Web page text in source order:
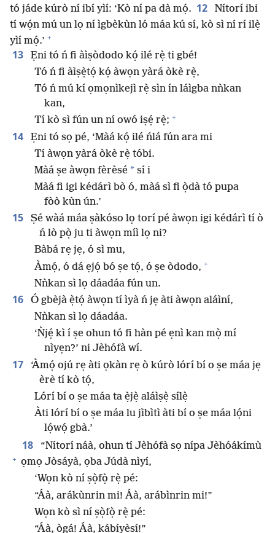
tó jáde kúrò ní ibí yìí: ‘Kò ní pa dà mọ́. 12
Nítorí ibi
tí wọ́n mú un lọ ní ìgbèkùn ló máa kú sí, kò sì ní rí ilẹ̀
yìí mọ́.’ +
13
Ẹni tó ń fi àìṣòdodo kọ́ ilé rẹ̀ ti gbé!
Tó ń fi àìṣẹ̀tọ́ kọ́ àwọn yàrá òkè rẹ̀,
Tó ń mú kí ọmọnìkejì rẹ̀ sìn ín láìgba nǹkan
kan,
Tí kò sì fún un ní owó iṣẹ́ rẹ̀; +
14
Ẹni tó sọ pé, ‘Màá kọ́ ilé ńlá fún ara mi
Tí àwọn yàrá òkè rẹ̀ tóbi.
Màá ṣe àwọn fèrèsé * sí i
Màá fi igi kédárì bò ó, màá sì fi ọ̀dà tó pupa
fòò kùn ún.’
15
Ṣé wàá máa ṣàkóso lọ torí pé àwọn igi kédárì tí ò
ń lò pọ̀ ju ti àwọn míì lọ ni?
Bàbá rẹ jẹ, ó sì mu,
Àmọ́, ó dá ẹjọ́ bó ṣe tọ́, ó ṣe òdodo, +
Nǹkan sì lọ dáadáa fún un.
16
Ó gbèjà ẹ̀tọ́ àwọn tí ìyà ń jẹ àti àwọn aláìní,
Nǹkan sì lọ dáadáa.
‘Ǹjẹ́ kì í ṣe ohun tó fi hàn pé ẹnì kan mọ̀ mí
nìyẹn?’ ni Jèhófà wí.
17
‘Àmọ́ ojú rẹ àti ọkàn rẹ ò kúrò lórí bí o ṣe máa jẹ
èrè tí kò tọ́,
Lórí bí o ṣe máa ta ẹ̀jẹ̀ aláìṣẹ̀ sílẹ̀
Àti lórí bí o ṣe máa lu jìbìtì àti bí o ṣe máa lọ́ni
lọ́wọ́ gbà.’
18 “Nítorí náà, ohun tí Jèhófà sọ nípa Jèhóákímù
+ ọmọ Jòsáyà, ọba Júdà nìyí,
‘Wọn kò ní ṣọ̀fọ̀ rẹ̀ pé:
“Áà, arákùnrin mi! Áà, arábìnrin mi!”
Wọn kò sì ní ṣọ̀fọ̀ rẹ̀ pé:
“Áà, ọ̀gá! Áà, kábíyèsí!”